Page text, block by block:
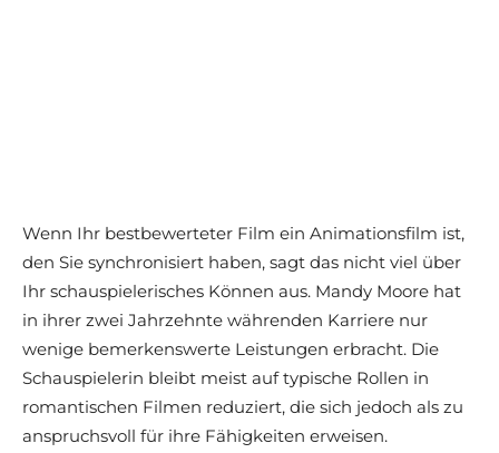
Wenn Ihr bestbewerteter Film ein Animationsfilm ist,
den Sie synchronisiert haben, sagt das nicht viel über
Ihr schauspielerisches Können aus. Mandy Moore hat
in ihrer zwei Jahrzehnte währenden Karriere nur
wenige bemerkenswerte Leistungen erbracht. Die
Schauspielerin bleibt meist auf typische Rollen in
romantischen Filmen reduziert, die sich jedoch als zu
anspruchsvoll für ihre Fähigkeiten erweisen.